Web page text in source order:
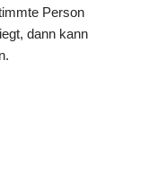
Person
dann kann